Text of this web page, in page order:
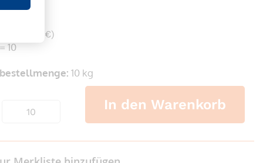
55,22 €)
10
10 kg
In den Warenkorb